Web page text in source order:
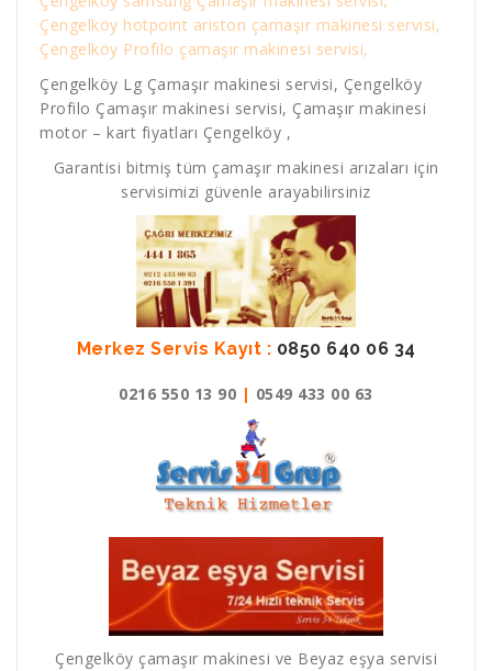
Çengelköy hotpoint ariston çamaşır makinesi servisi,
Çengelköy Profilo çamaşır makinesi servisi,
Çengelköy Lg Çamaşır makinesi servisi, Çengelköy
Profilo Çamaşır makinesi servisi, Çamaşır makinesi
motor – kart fiyatları Çengelköy ,
Garantisi bitmiş tüm çamaşır makinesi arızaları için
servisimizi güvenle arayabilirsiniz
Merkez Servis Kayıt : 0850 640 06 34
0216 550 13 90 | 0549 433 00 63
Çengelköy çamaşır makinesi ve Beyaz eşya servisi